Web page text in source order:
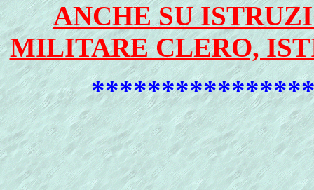
ANCHE SU
MILITARE CLERO,